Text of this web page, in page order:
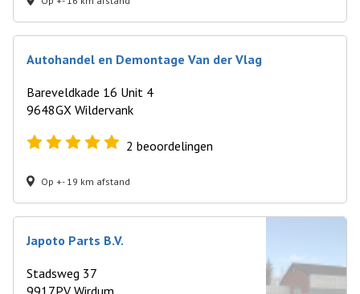
Autohandel en Demontage Van der Vlag
Bareveldkade 16 Unit 4
9648GX Wildervank
2 beoordelingen
Op +- 19 km afstand
Japoto Parts B.V.
Stadsweg 37
9917PV Wirdum